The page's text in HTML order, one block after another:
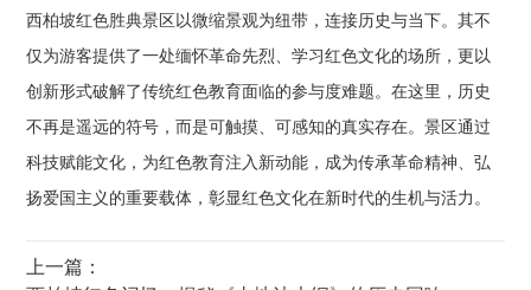
西柏坡红色胜典景区以微缩景观为纽带，连接历史与当下。其不
仅为游客提供了一处缅怀革命先烈、学习红色文化的场所，更以
创新形式破解了传统红色教育面临的参与度难题。在这里，历史
不再是遥远的符号，而是可触摸、可感知的真实存在。景区通过
科技赋能文化，为红色教育注入新动能，成为传承革命精神、弘
扬爱国主义的重要载体，彰显红色文化在新时代的生机与活力。
上一篇：